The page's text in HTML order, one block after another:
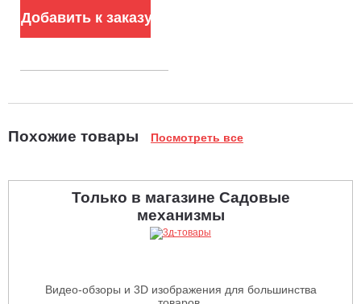
Добавить к заказу
Похожие товары Посмотреть все
Только в магазине Садовые
механизмы
Видео-обзоры и 3D изображения для большинства